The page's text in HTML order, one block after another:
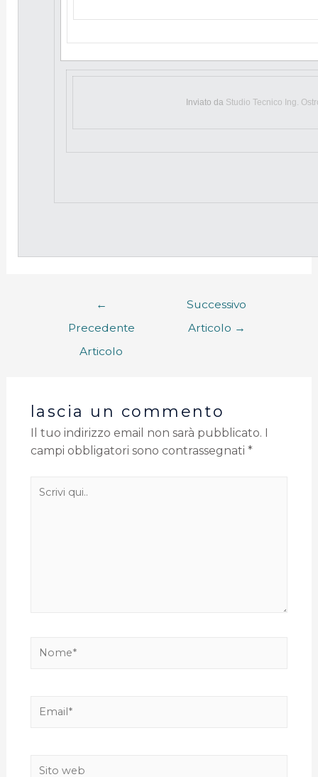
Inviato da Studio Tecnico Ing.
←
Precedente
Articolo
Successivo
Articolo →
lascia un commento
Il tuo indirizzo email non sarà pubblicato.
campi obbligatori sono contrassegnati *